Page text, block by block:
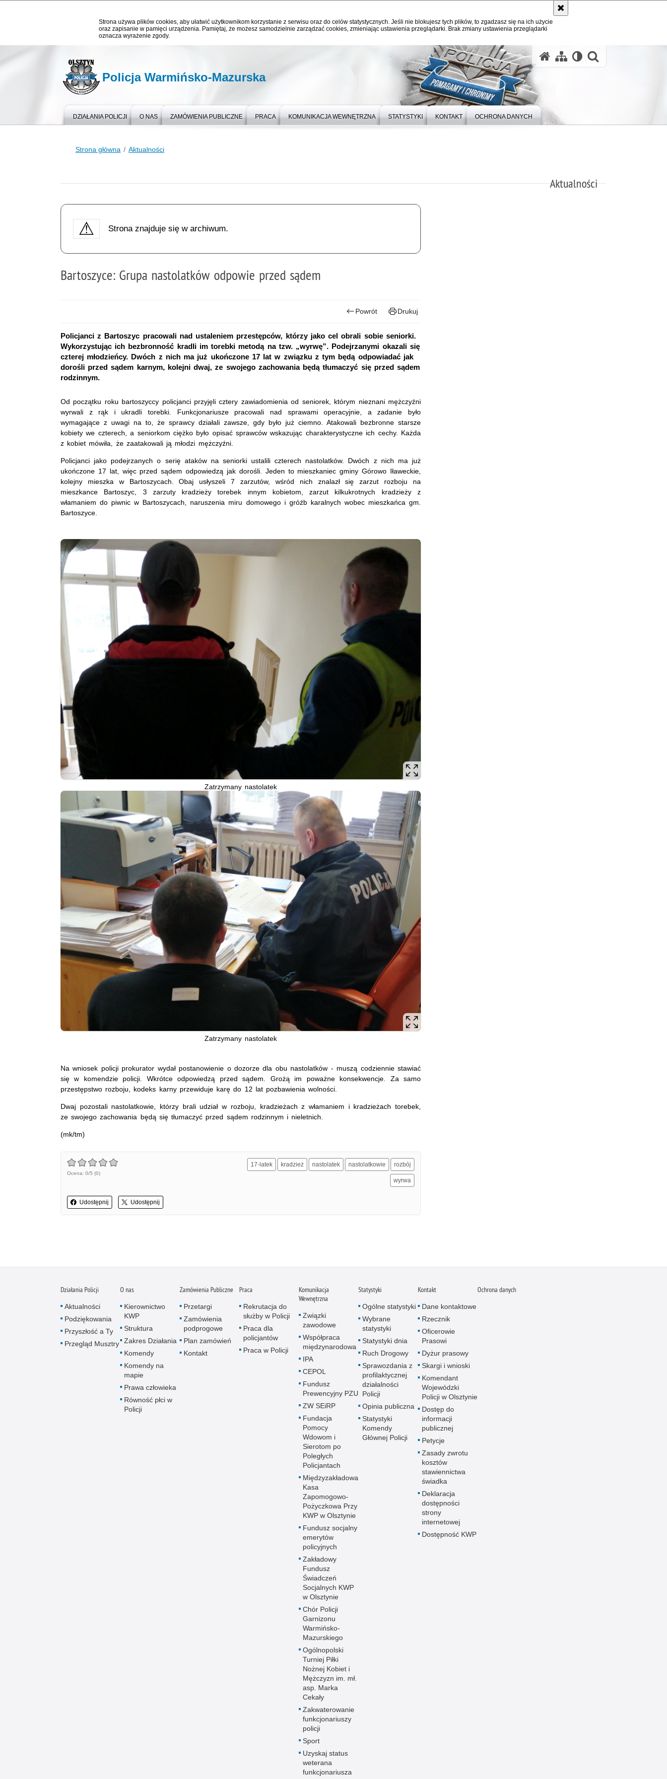
Strona używa plików cookies, aby ułatwić użytkownikom korzystanie z serwisu oraz do celów statystycznych. Jeśli nie blokujesz tych plików, to zgadzasz się na ich użycie
oraz zapisanie w pamięci urządzenia. Pamiętaj, że możesz samodzielnie zarządzać cookies, zmieniając ustawienia przeglądarki. Brak zmiany ustawienia przeglądarki
oznacza wyrażenie zgody.
Policja Warmińsko-Mazurska
DZIAŁANIA POLICJI O NAS ZAMÓWIENIA PUBLICZNE PRACA KOMUNIKACJA WEWNĘTRZNA STATYSTYKI KONTAKT OCHRONA DANYCH
Strona główna Aktualności
Aktualności
Strona znajduje się w archiwum.
Bartoszyce: Grupa nastolatków odpowie przed sądem
Powrót Drukuj
Policjanci z Bartoszyc pracowali nad ustaleniem przestępców, którzy jako cel obrali sobie seniorki.
Wykorzystując ich bezbronność kradli im torebki metodą na tzw. „wyrwę”. Podejrzanymi okazali się
czterej młodzieńcy. Dwóch z nich ma już ukończone 17 lat w związku z tym będą odpowiadać jak
dorośli przed sądem karnym, kolejni dwaj, ze swojego zachowania będą tłumaczyć się przed sądem
rodzinnym.
Od początku roku bartoszyccy policjanci przyjęli cztery zawiadomienia od seniorek, którym nieznani mężczyźni
wyrwali z rąk i ukradli torebki. Funkcjonariusze pracowali nad sprawami operacyjnie, a zadanie było
wymagające z uwagi na to, że sprawcy działali zawsze, gdy było już ciemno. Atakowali bezbronne starsze
kobiety we czterech, a seniorkom ciężko było opisać sprawców wskazując charakterystyczne ich cechy. Każda
z kobiet mówiła, że zaatakowali ją młodzi mężczyźni.
Policjanci jako podejrzanych o serię ataków na seniorki ustalili czterech nastolatków. Dwóch z nich ma już
ukończone 17 lat, więc przed sądem odpowiedzą jak dorośli. Jeden to mieszkaniec gminy Górowo Iławeckie,
kolejny mieszka w Bartoszycach. Obaj usłyszeli 7 zarzutów, wśród nich znalazł się zarzut rozboju na
mieszkance Bartoszyc, 3 zarzuty kradzieży torebek innym kobietom, zarzut kilkukrotnych kradzieży z
włamaniem do piwnic w Bartoszycach, naruszenia miru domowego i gróźb karalnych wobec mieszkańca gm.
Bartoszyce.
Zatrzymany nastolatek
Zatrzymany nastolatek
Na wniosek policji prokurator wydał postanowienie o dozorze dla obu nastolatków - muszą codziennie stawiać
się w komendzie policji. Wkrótce odpowiedzą przed sądem. Grożą im poważne konsekwencje. Za samo
przestępstwo rozboju, kodeks karny przewiduje karę do 12 lat pozbawienia wolności.
Dwaj pozostali nastolatkowie, którzy brali udział w rozboju, kradzieżach z włamaniem i kradzieżach torebek,
ze swojego zachowania będą się tłumaczyć przed sądem rodzinnym i nieletnich.
(mk/tm)
Ocena: 0/5 (0)
Udostępnij Udostępnij
17-latek kradzież nastolatek nastolatkowie rozbój
wyrwa
Działania Policji
Aktualności
Podziękowania
Przyszłość a Ty
Przegląd Musztry
O nas
Kierownictwo
KWP
Struktura
Zakres Działania
Komendy
Komendy na
mapie
Prawa człowieka
Równość płci w
Policji
Zamówienia Publiczne
Przetargi
Zamówienia
podprogowe
Plan zamówień
Kontakt
Praca
Rekrutacja do
służby w Policji
Praca dla
policjantów
Praca w Policji
Komunikacja
Wewnętrzna
Związki
zawodowe
Współpraca
międzynarodowa
IPA
CEPOL
Fundusz
Prewencyjny PZU
ZW SEiRP
Fundacja
Pomocy
Wdowom i
Sierotom po
Poległych
Policjantach
Międzyzakładowa
Kasa
Zapomogowo-
Pożyczkowa Przy
KWP w Olsztynie
Fundusz socjalny
emerytów
policyjnych
Zakładowy
Fundusz
Świadczeń
Socjalnych KWP
w Olsztynie
Chór Policji
Garnizonu
Warmińsko-
Mazurskiego
Ogólnopolski
Turniej Piłki
Nożnej Kobiet i
Mężczyzn im. mł.
asp. Marka
Cekały
Zakwaterowanie
funkcjonariuszy
policji
Sport
Uzyskaj status
weterana
funkcjonariusza
Statystyki
Ogólne statystyki
Wybrane
statystyki
Statystyki dnia
Ruch Drogowy
Sprawozdania z
profilaktycznej
działalności
Policji
Opinia publiczna
Statystyki
Komendy
Głównej Policji
Kontakt
Dane kontaktowe
Rzecznik
Oficerowie
Prasowi
Dyżur prasowy
Skargi i wnioski
Komendant
Wojewódzki
Policji w Olsztynie
Dostęp do
informacji
publicznej
Petycje
Zasady zwrotu
kosztów
stawiennictwa
świadka
Deklaracja
dostępności
strony
internetowej
Dostępność KWP
Ochrona danych